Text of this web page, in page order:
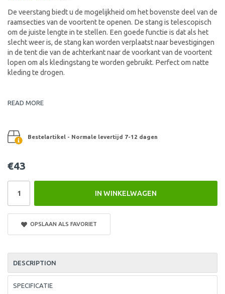
De veerstang biedt u de mogelijkheid om het bovenste deel van de
raamsecties van de voortent te openen. De stang is telescopisch
om de juiste lengte in te stellen. Een goede functie is dat als het
slecht weer is, de stang kan worden verplaatst naar bevestigingen
in de tent die van de achterkant naar de voorkant van de voortent
lopen om als kledingstang te worden gebruikt. Perfect om natte
kleding te drogen.
READ MORE
Bestelartikel - Normale levertijd 7-12 dagen
€43
IN WINKELWAGEN
OPSLAAN ALS FAVORIET
DESCRIPTION
SPECIFICATIE